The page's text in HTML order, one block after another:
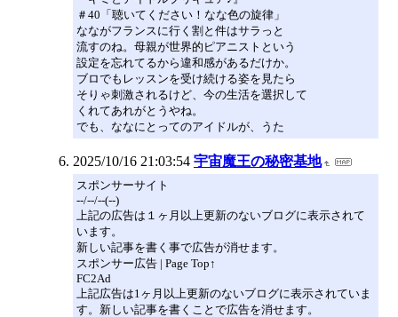
＃40「聴いてください！なな色の旋律」
なながフランスに行く割と件はサラっと
流すのね。母親が世界的ピアニストという
設定を忘れてるから違和感があるだけか。
ブロでもレッスンを受け続ける姿を見たら
そりゃ刺激されるけど、今の生活を選択して
くれてあれがとうやね。
でも、ななにとってのアイドルが、うた
2025/10/16 21:03:54 宇宙魔王の秘密基地
スポンサーサイト
--/--/--(--)
上記の広告は１ヶ月以上更新のないブログに表示されて
います。
新しい記事を書く事で広告が消せます。
スポンサー広告 | Page Top↑
FC2Ad
上記広告は1ヶ月以上更新のないブログに表示されていま
す。新しい記事を書くことで広告を消せます。